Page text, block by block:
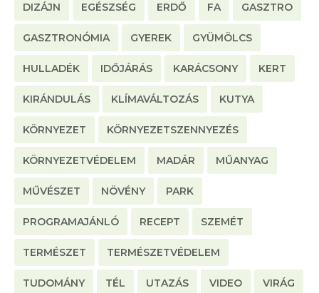
DIZÁJN EGÉSZSÉG ERDŐ FA GASZTRO
GASZTRONÓMIA GYEREK GYÜMÖLCS
HULLADÉK IDŐJÁRÁS KARÁCSONY KERT
KIRÁNDULÁS KLÍMAVÁLTOZÁS KUTYA
KÖRNYEZET KÖRNYEZETSZENNYEZÉS
KÖRNYEZETVÉDELEM MADÁR MŰANYAG
MŰVÉSZET NÖVÉNY PARK
PROGRAMAJÁNLÓ RECEPT SZEMÉT
TERMÉSZET TERMÉSZETVÉDELEM
TUDOMÁNY TÉL UTAZÁS VIDEO VIRÁG